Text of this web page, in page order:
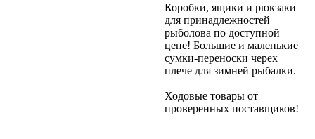
Коробки, ящики и рюкзаки
для принадлежностей
рыболова по доступной
цене! Большие и маленькие
сумки-переноски черех
плече для зимней рыбалки.
Ходовые товары от
проверенных поставщиков!